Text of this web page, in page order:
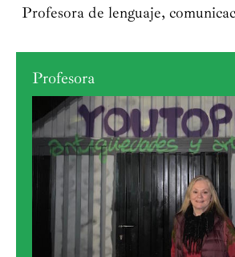
Profesora de lenguaje,
Profesora